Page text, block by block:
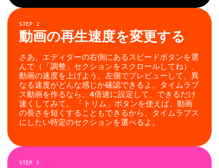
STEP 2
動画の再生速度を変更する
さあ、エディターの右側にあるスピードボタンを選
んで（「調整」セクションをスクロールしてね）、
動画の速度を上げよう。左側でプレビューして、異
なる速度がどんな感じか確認できるよ。タイムラプ
ス動画を作るなら、4倍速に設定して、できるだけ
速くしてみて。 「トリム」ボタンを使えば、動画
の長さを短くすることもできるから、タイムラプス
にしたい特定のセクションを選べるよ。
STEP 3